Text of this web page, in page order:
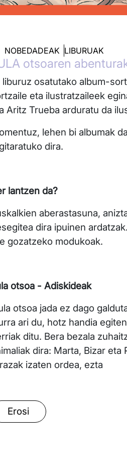
NOBEDADEAK LIBURUAK
otsoaren
liburuz osatutako album-
eta ilustratzaileek
Aritz Trueba arduratu da
lehen bi albumak
dira.
lantzen da?
aberastasuna,
dira ipuinen
gozatzeko modukoak.
otsoa - Adiskideak
otsoa jada ez dago
ari du, hotz handia
ditu. Bera bezala
dira: Marta, Bizar
izaten ordea, ezta
Erosi